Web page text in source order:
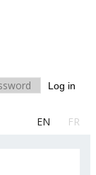
Log in
EN FR